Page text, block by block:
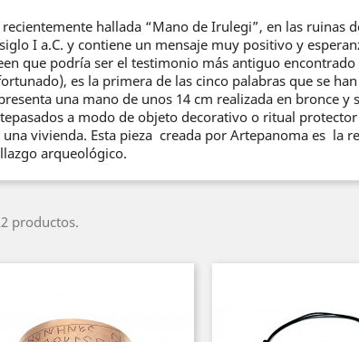
recientemente hallada “Mano de Irulegi”, en las ruinas
I a.C. y contiene un mensaje muy positivo y
que podría ser el testimonio más antiguo encontrado
es la primera de las cinco palabras que se
una mano de unos 14 cm realizada en bronce
a modo de objeto decorativo o ritual
una vivienda. Esta pieza creada por Artepanoma es la
arqueológico.
productos.